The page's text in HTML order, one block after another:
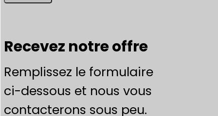
Recevez notre offre
Remplissez le formulaire
ci-dessous et nous vous
contacterons sous peu.